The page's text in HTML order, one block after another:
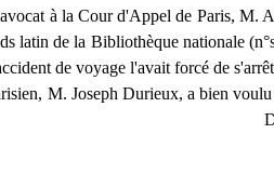
à la Cour d'Appel de Paris, M.
latin de la Bibliothèque nationale
de voyage l'avait forcé de
M. Joseph Durieux, a bien